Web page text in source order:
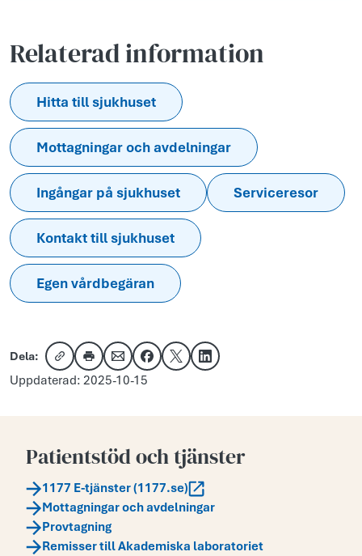
Relaterad information
Hitta till sjukhuset
Mottagningar och avdelningar
Ingångar på sjukhuset Serviceresor
Kontakt till sjukhuset
Egen vårdbegäran
Dela:
Kopiera länk
Skriv utDela via e-post
Dela på Facebook
Dela på XDela på LinkedIn
Uppdaterad: 2025-10-15
Patientstöd och tjänster
1177 E-tjänster (1177.se)
Mottagningar och avdelningar
Provtagning
Remisser till Akademiska laboratoriet